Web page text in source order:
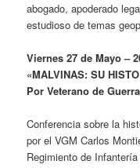
abogado, apoderado
estudioso de temas
Viernes 27 de Mayo –
«MALVINAS: SU
Por Veterano de
Conferencia sobre la
por el VGM Carlos
Regimiento de